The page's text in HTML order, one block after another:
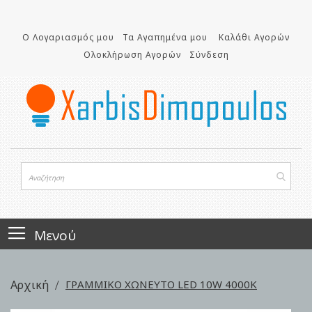
περιεχόμενο
Ο Λογαριασμός μου Τα Αγαπημένα μου
Καλάθι Αγορών
Ολοκλήρωση Αγορών
Σύνδεση
Μενού
Αρχική ΓΡΑΜΜΙΚΟ ΧΩΝΕΥΤΟ LED 10W 4000K